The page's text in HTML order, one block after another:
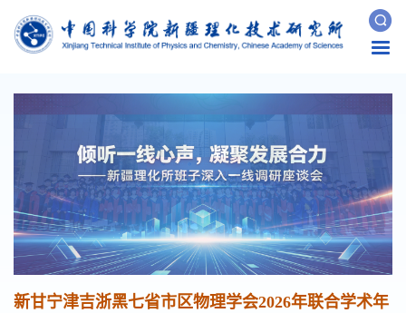
新甘宁津吉浙黑七省市区物理学会2026年联合学术年